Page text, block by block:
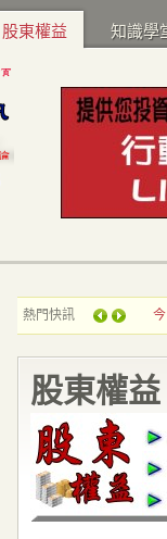
股東權益 知識學
熱門快訊
股東權益